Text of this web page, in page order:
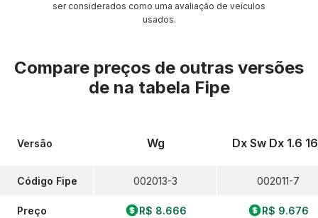
ser considerados como uma avaliação de veículos
usados.
Compare preços de outras versões
de na tabela Fipe
Versão
Código Fipe
Preço
Wg
002013-3
R$ 8.666
Dx Sw Dx 1.6
002011-7
R$ 9.676